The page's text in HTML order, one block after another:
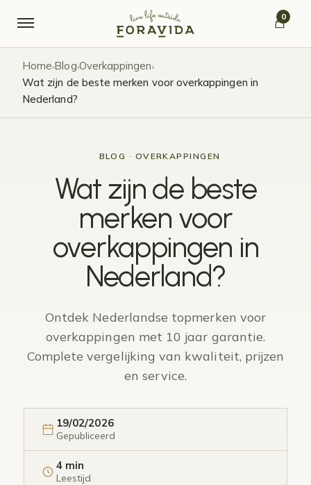
0
Home›Blog›Overkappingen›
Wat zijn de beste merken voor overkappingen in
Nederland?
BLOG · OVERKAPPINGEN
Wat zijn de beste
merken voor
overkappingen in
Nederland?
Ontdek Nederlandse topmerken voor
overkappingen met 10 jaar garantie.
Complete vergelijking van kwaliteit, prijzen
en service.
19/02/2026
Gepubliceerd
4 min
Leestijd